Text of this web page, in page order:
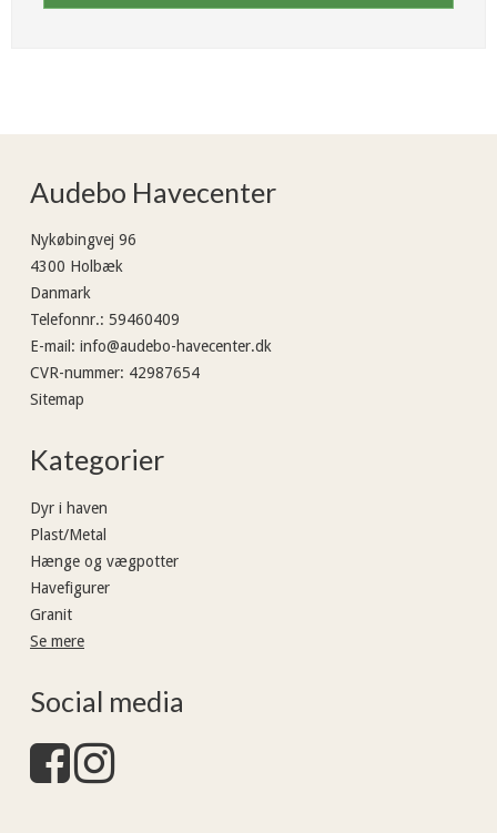
Audebo Havecenter
Nykøbingvej 96
4300 Holbæk
Danmark
Telefonnr.: 59460409
E-mail : info@audebo-havecenter.dk
CVR-nummer: 42987654
Sitemap
Kategorier
Dyr i haven
Plast/Metal
Hænge og vægpotter
Havefigurer
Granit
Se mere
Social media